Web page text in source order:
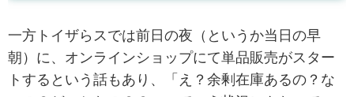
一方トイザらスでは前日の夜（というか当日の早
朝）に、オンラインショップにて単品販売がスター
トするという話もあり、「え？余剰在庫あるの？な